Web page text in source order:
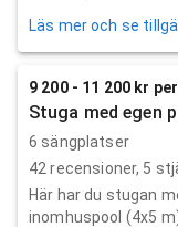
Läs mer och se
9 200 - 11 200 kr
Stuga med egen
6 sängplatser
42 recensioner, 5
Här har du stugan
inomhuspool (4x5